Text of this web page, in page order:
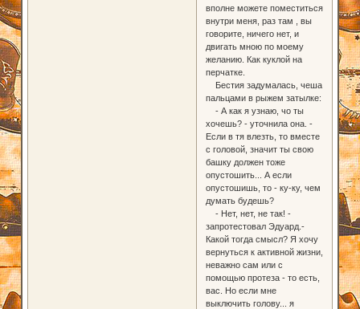
вполне можете поместиться
внутри меня, раз там , вы
говорите, ничего нет, и
двигать мною по моему
желанию. Как куклой на
перчатке.
Бестия задумалась, чеша
пальцами в рыжем затылке:
- А как я узнаю, чо ты
хочешь? - уточнила она. -
Если в тя влезть, то вместе
с головой, значит ты свою
башку должен тоже
опустошить... А если
опустошишь, то - ку-ку, чем
думать будешь?
- Нет, нет, не так! -
запротестовал Эдуард.-
Какой тогда смысл? Я хочу
вернуться к активной жизни,
неважно сам или с
помощью протеза - то есть,
вас. Но если мне
выключить голову... я